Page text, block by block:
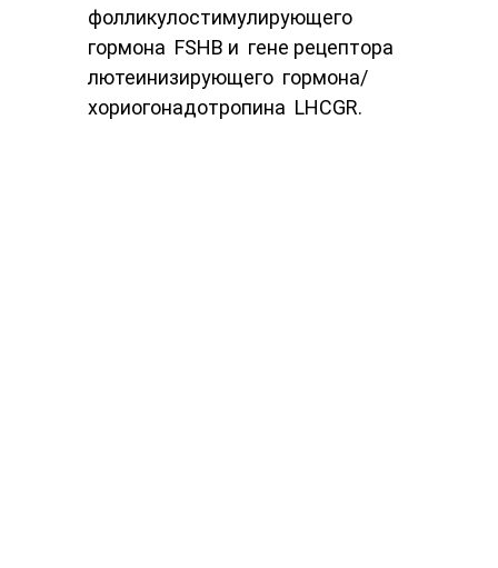
фолликулостимулирующего​ ​
гормона​ ​ FSHB​ ​и​ ​ гене рецептора​ ​
лютеинизирующего​ ​ гормона/​ ​
хориогонадотропина​ ​ LHCGR.